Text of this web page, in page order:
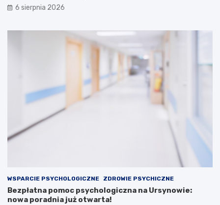
6 sierpnia 2026
WSPARCIE PSYCHOLOGICZNE ZDROWIE PSYCHICZNE
Bezpłatna pomoc psychologiczna na Ursynowie:
nowa poradnia już otwarta!